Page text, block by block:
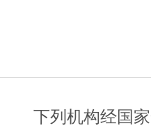
下列机构经国